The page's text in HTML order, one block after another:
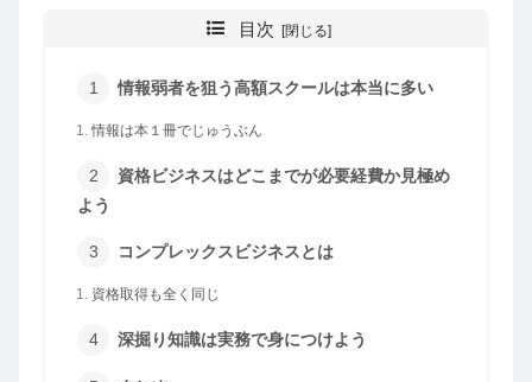
目次
情報弱者を狙う高額スクールは本当に多い
情報は本１冊でじゅうぶん
資格ビジネスはどこまでが必要経費か見極め
よう
コンプレックスビジネスとは
資格取得も全く同じ
深掘り知識は実務で身につけよう